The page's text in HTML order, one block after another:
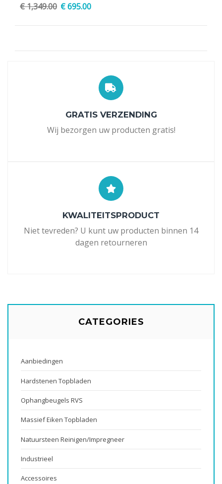
€1,349.00 €695.00
GRATIS VERZENDING
Wij bezorgen uw producten gratis!
KWALITEITSPRODUCT
Niet tevreden? U kunt uw producten binnen 14
dagen retourneren
CATEGORIES
Aanbiedingen
Hardstenen Topbladen
Ophangbeugels RVS
Massief Eiken Topbladen
Natuursteen Reinigen/impregneer
Industrieel
Accessoires